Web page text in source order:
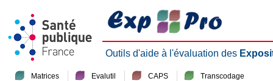
Outils d'aide à l'évaluation des
Matrices Evalutil CAPS Transcodage